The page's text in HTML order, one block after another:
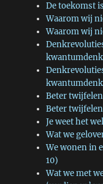
De toekomst
Waarom wij
Waarom wij
Beter
Beter
Je weet het
Wat we
We wonen in
10)
Wat we met